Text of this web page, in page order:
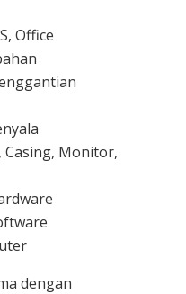
Office
Monitor,
dengan